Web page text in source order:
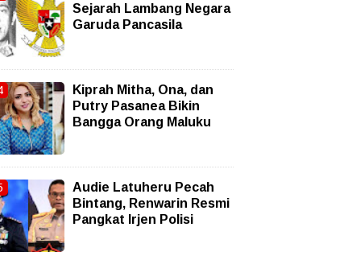
Sejarah Lambang Negara
Garuda Pancasila
Kiprah Mitha, Ona, dan
Putry Pasanea Bikin
Bangga Orang Maluku
Audie Latuheru Pecah
Bintang, Renwarin Resmi
Pangkat Irjen Polisi